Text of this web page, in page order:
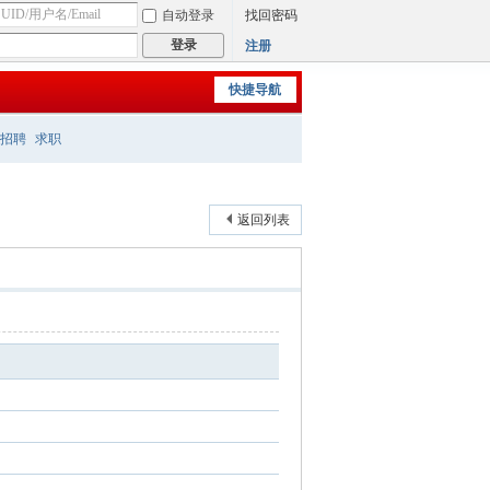
自动登录
找回密码
登录
注册
快捷导航
招聘 求职
返回列表